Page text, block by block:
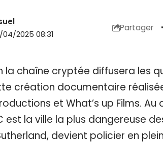
2025 08:31
Partager
la chaîne cryptée diffusera les
création documentaire
et What’s up Films. Au
est la ville la plus dangereuse
devient policier en